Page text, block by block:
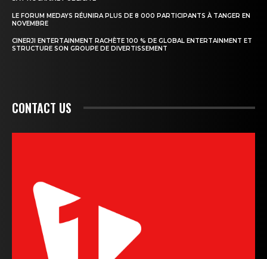
LE FORUM MEDAYS RÉUNIRA PLUS DE 8 000 PARTICIPANTS À TANGER EN
NOVEMBRE
CINERJI ENTERTAINMENT RACHÈTE 100 % DE GLOBAL ENTERTAINMENT ET
STRUCTURE SON GROUPE DE DIVERTISSEMENT
CONTACT US